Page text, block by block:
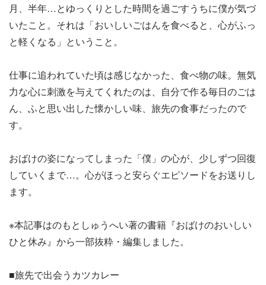
月、半年…とゆっくりとした時間を過ごすうちに僕が気づ
いたこと。それは「おいしいごはんを食べると、心がふっ
と軽くなる」ということ。
仕事に追われていた頃は感じなかった、食べ物の味。無気
力な心に刺激を与えてくれたのは、自分で作る毎日のごは
ん、ふと思い出した懐かしい味、旅先の食事だったので
す。
おばけの姿になってしまった「僕」の心が、少しずつ回復
していくまで…。心がほっと安らぐエピソードをお送りし
ます。
※本記事はのもとしゅうへい著の書籍『おばけのおいしい
ひと休み』から一部抜粋・編集しました。
■旅先で出会うカツカレー